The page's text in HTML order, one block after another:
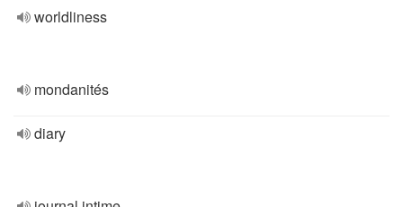
worldliness
mondanités
diary